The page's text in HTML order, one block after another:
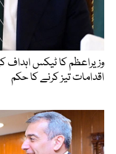
وزیراعظم کا ٹیکس
اقدامات تیز کرنے کا حکم